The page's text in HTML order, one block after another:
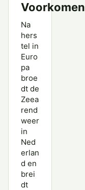
Voorkomen
Na
hers
tel in
Euro
pa
broe
dt de
Zeea
rend
weer
in
Ned
erlan
d en
brei
dt